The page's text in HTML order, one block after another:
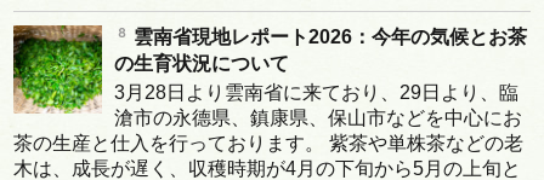
雲南省現地レポート2026：今年の気候とお茶
の生育状況について
3月28日より雲南省に来ており、29日より、臨
滄市の永德県、鎮康県、保山市などを中心にお
茶の生産と仕入を行っております。 紫茶や単株茶などの老
木は、成長が遅く、収穫時期が4月の下旬から5月の上旬と